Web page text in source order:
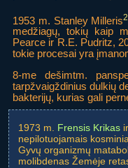
1953 m. Stanley Milleris
medžiagų, tokių kaip
Pearce ir R.E. Pudritz,
tokie procesai yra
8-me dešimtm.
tarpžvaigždinius dulkių
bakterijų, kurias gali
1973 m. Frensis Krikas
nepilotuojamais
Gyvų organizmų
molibdenas Žemėje